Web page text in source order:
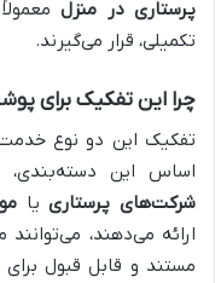
پرستاری در منزل
تکمیلی، قرار می‌گیرند.
چرا این تفکیک برای
تفکیک این دو نوع
اساس این
شرکت‌های پرستارییا
ارائه می‌دهند،
مستند و قابل قبول